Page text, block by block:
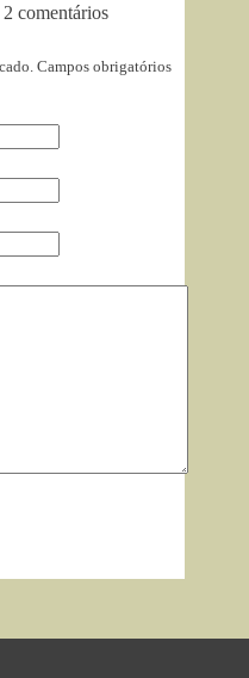
2 comentários
Campos obrigatórios